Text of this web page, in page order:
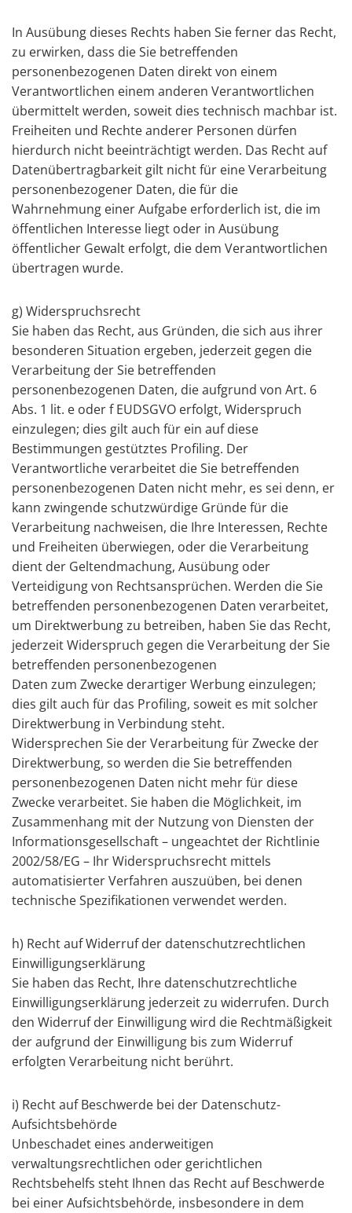
In Ausübung dieses Rechts haben Sie ferner das Recht,
zu erwirken, dass die Sie betreffenden
personenbezogenen Daten direkt von einem
Verantwortlichen einem anderen Verantwortlichen
übermittelt werden, soweit dies technisch machbar ist.
Freiheiten und Rechte anderer Personen dürfen
hierdurch nicht beeinträchtigt werden. Das Recht auf
Datenübertragbarkeit gilt nicht für eine Verarbeitung
personenbezogener Daten, die für die
Wahrnehmung einer Aufgabe erforderlich ist, die im
öffentlichen Interesse liegt oder in Ausübung
öffentlicher Gewalt erfolgt, die dem Verantwortlichen
übertragen wurde.
g) Widerspruchsrecht
Sie haben das Recht, aus Gründen, die sich aus ihrer
besonderen Situation ergeben, jederzeit gegen die
Verarbeitung der Sie betreffenden
personenbezogenen Daten, die aufgrund von Art. 6
Abs. 1 lit. e oder f EUDSGVO erfolgt, Widerspruch
einzulegen; dies gilt auch für ein auf diese
Bestimmungen gestütztes Profiling. Der
Verantwortliche verarbeitet die Sie betreffenden
personenbezogenen Daten nicht mehr, es sei denn, er
kann zwingende schutzwürdige Gründe für die
Verarbeitung nachweisen, die Ihre Interessen, Rechte
und Freiheiten überwiegen, oder die Verarbeitung
dient der Geltendmachung, Ausübung oder
Verteidigung von Rechtsansprüchen. Werden die Sie
betreffenden personenbezogenen Daten verarbeitet,
um Direktwerbung zu betreiben, haben Sie das Recht,
jederzeit Widerspruch gegen die Verarbeitung der Sie
betreffenden personenbezogenen
Daten zum Zwecke derartiger Werbung einzulegen;
dies gilt auch für das Profiling, soweit es mit solcher
Direktwerbung in Verbindung steht.
Widersprechen Sie der Verarbeitung für Zwecke der
Direktwerbung, so werden die Sie betreffenden
personenbezogenen Daten nicht mehr für diese
Zwecke verarbeitet. Sie haben die Möglichkeit, im
Zusammenhang mit der Nutzung von Diensten der
Informationsgesellschaft – ungeachtet der Richtlinie
2002/58/EG – Ihr Widerspruchsrecht mittels
automatisierter Verfahren auszuüben, bei denen
technische Spezifikationen verwendet werden.
h) Recht auf Widerruf der datenschutzrechtlichen
Einwilligungserklärung
Sie haben das Recht, Ihre datenschutzrechtliche
Einwilligungserklärung jederzeit zu widerrufen. Durch
den Widerruf der Einwilligung wird die Rechtmäßigkeit
der aufgrund der Einwilligung bis zum Widerruf
erfolgten Verarbeitung nicht berührt.
i) Recht auf Beschwerde bei der Datenschutz-
Aufsichtsbehörde
Unbeschadet eines anderweitigen
verwaltungsrechtlichen oder gerichtlichen
Rechtsbehelfs steht Ihnen das Recht auf Beschwerde
bei einer Aufsichtsbehörde, insbesondere in dem